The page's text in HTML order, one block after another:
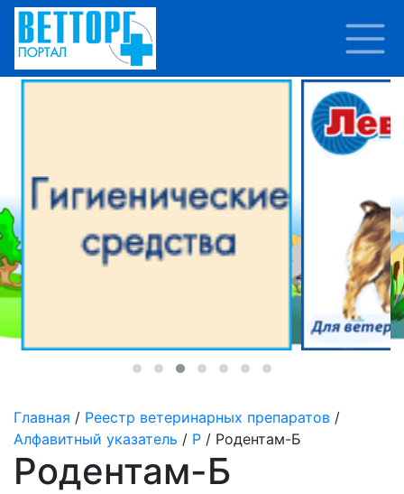
Главная / Реестр ветеринарных препаратов /
Алфавитный указатель / Р / Родентам-Б
Родентам-Б